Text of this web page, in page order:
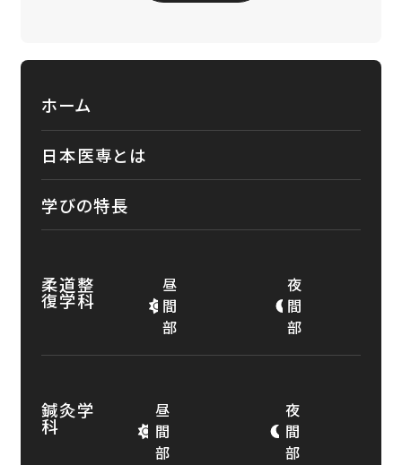
ホーム
日本医専とは
学びの特長
柔道整
復学科
昼
間
部
夜
間
部
鍼灸学
科
昼
間
部
夜
間
部